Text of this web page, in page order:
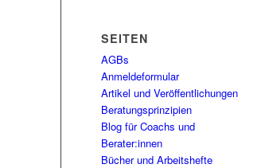
SEITEN
AGBs
Anmeldeformular
Artikel und Veröffentlichungen
Beratungsprinzipien
Blog für Coachs und
Berater:innen
Bücher und Arbeitshefte